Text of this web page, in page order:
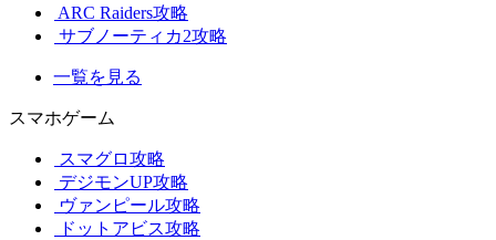
ARC Raiders攻略
サブノーティカ2攻略
一覧を見る
スマホゲーム
スマグロ攻略
デジモンUP攻略
ヴァンピール攻略
ドットアビス攻略